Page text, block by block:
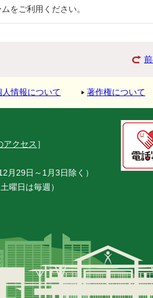
をご利用ください。
人情報について 著作権について
アクセス ］
月29日～1月3日除く）
曜日は毎週）